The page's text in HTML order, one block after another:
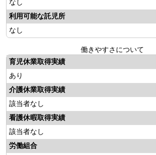
なし
利用可能な託児所
なし
働きやすさについて
育児休業取得実績
あり
介護休業取得実績
該当者なし
看護休暇取得実績
該当者なし
労働組合